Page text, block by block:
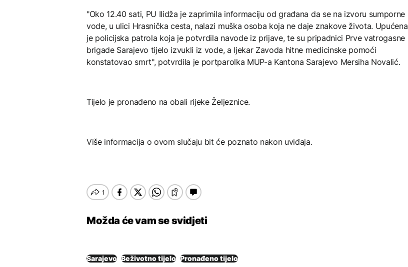
ZANIMLJIVOSTI
Rihanna radi na novom
albumu
"Oko 12.40 sati, PU Ilidža je zaprimila informaciju od građana da se na izvoru sumporne
vode, u ulici Hrasnička cesta, nalazi muška osoba koja ne daje znakove života. Upućena
je policijska patrola koja je potvrdila navode iz prijave, te su pripadnici Prve vatrogasne
brigade Sarajevo tijelo izvukli iz vode, a ljekar Zavoda hitne medicinske pomoći
konstatovao smrt", potvrdila je portparolka MUP-a Kantona Sarajevo Mersiha Novalić.
Tijelo je pronađeno na obali rijeke Željeznice.
Više informacija o ovom slučaju bit će poznato nakon uviđaja.
Možda će vam se svidjeti
Sarajevo Beživotno tijelo Pronađeno tijelo